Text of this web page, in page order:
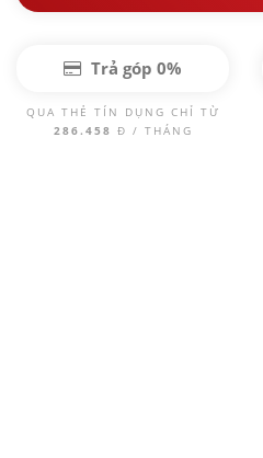
Trả góp 0%
QUA THẺ TÍN DỤNG CHỈ TỪ
286.458 Đ / THÁNG